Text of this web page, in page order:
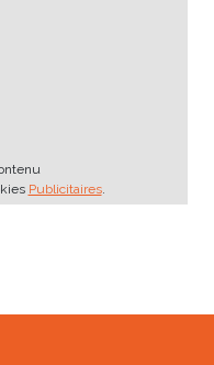
Publicitaires.